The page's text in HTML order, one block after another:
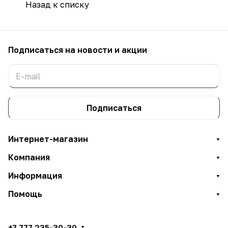
Назад к списку
Подписаться на новости и акции
Подписаться
Интернет-магазин
Компания
Информация
Помощь